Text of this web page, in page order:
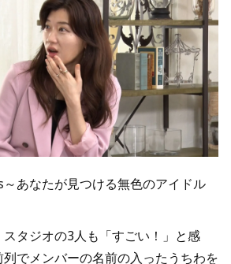
～あなたが見つける無色のアイドル
タジオの3人も「すごい！」と感
でメンバーの名前の入ったうちわを